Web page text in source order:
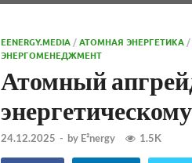
EENERGY.MEDIA /АТОМНАЯ ЭНЕРГЕТИКА /
ЭНЕРГОМЕНЕДЖМЕНТ
Атомный
24.12.2025 - by E²nergy 1.5K